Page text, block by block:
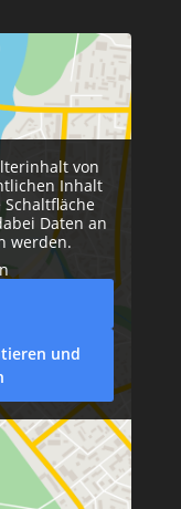
von
Inhalt
Daten an
werden.
und